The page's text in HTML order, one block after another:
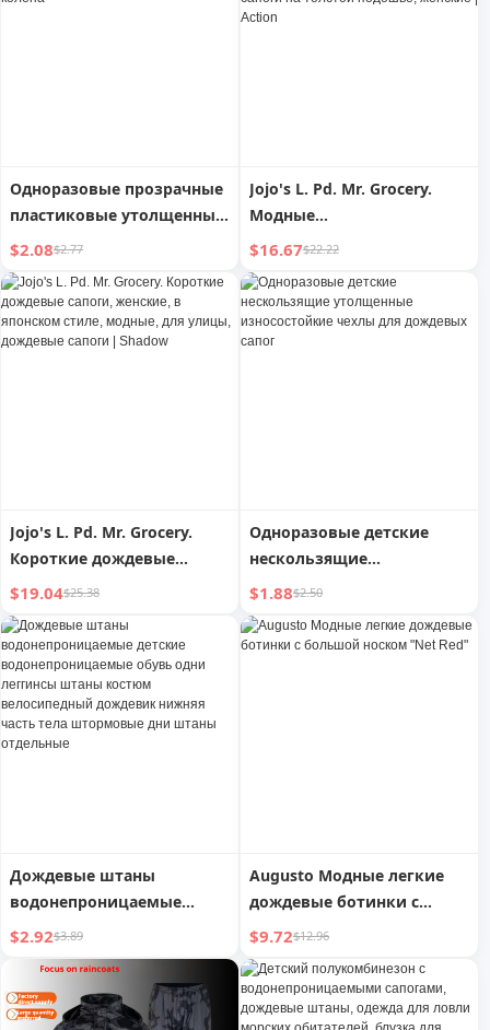
Одноразовые прозрачные
пластиковые утолщенные
и износостойкие
дождевые сапоги до
колена
$2.08$2.77
Jojo's L. Pd. Mr. Grocery.
Модные
водонепроницаемые
туфли, износостойкие
уличные дождевые сапоги
на толстой подошве,
женские | Action
$16.67$22.22
Jojo's L. Pd. Mr. Grocery.
Короткие дождевые
сапоги, женские, в
японском стиле, модные,
для улицы, дождевые
сапоги | Shadow
$19.04$25.38
Одноразовые детские
нескользящие
утолщенные
износостойкие чехлы для
дождевых сапог
$1.88$2.50
Дождевые штаны
водонепроницаемые
детские
водонепроницаемые
обувь одни леггинсы
штаны костюм
$2.92$3.89
Augusto Модные легкие
дождевые ботинки с
большой носком "Net Red"
$9.72$12.96